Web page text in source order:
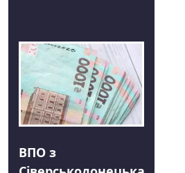
ВПО з